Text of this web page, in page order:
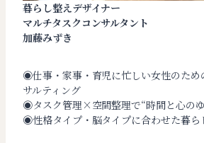
暮らし整えデザイナー
マルチタスクコンサルタント
加藤みずき
◉仕事・家事・育児に忙しい女性のため
サルティング
◉タスク管理×空間整理で“時間と心の
◉性格タイプ・脳タイプに合わせた暮ら